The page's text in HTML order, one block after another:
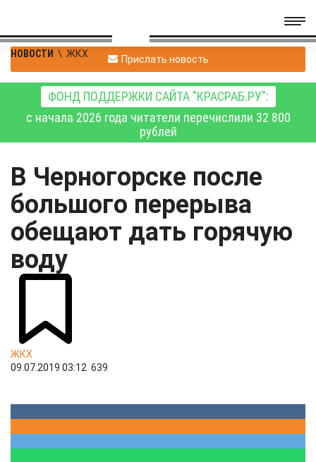
НОВОСТИ \ ЖКХ Прислать новость
ФОНД ПОДДЕРЖКИ САЙТА "КРАСРАБ.РУ":
с начала 2026 года читатели перечислили 32 800
рублей
В Черногорске после
большого перерыва
обещают дать горячую
воду
ЖКХ
09.07.2019 03:12 639